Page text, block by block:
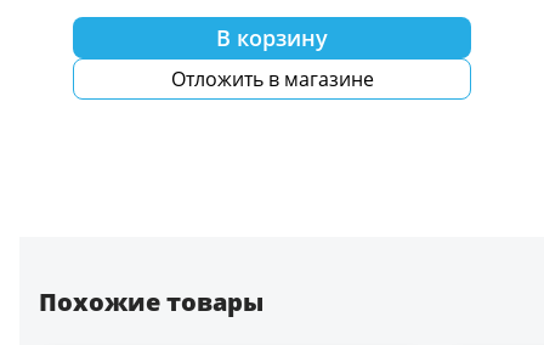
В корзину
Отложить в магазине
Похожие товары